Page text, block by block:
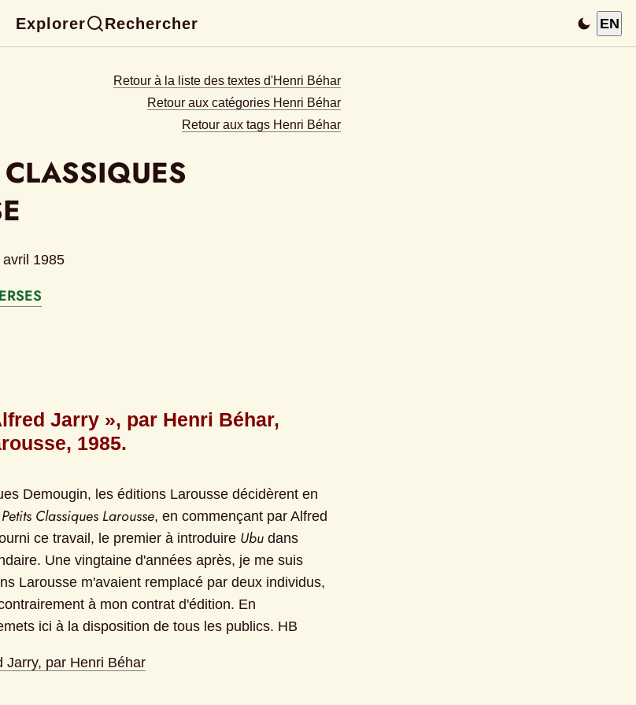
Explorer Rechercher EN
Retour à la liste des textes d'Henri Béhar
Retour aux catégories Henri Béhar
Retour aux tags Henri Béhar
avril 1985
Jarry », par Henri Béhar,
1985.
Demougin, les éditions Larousse décidèrent en
Petits Classiques Larousse, en commençant par Alfred
ce travail, le premier à introduire Ubu dans
Une vingtaine d'années après, je me suis
Larousse m'avaient remplacé par deux individus,
à mon contrat d'édition. En
ici à la disposition de tous les publics. HB
Jarry, par Henri Béhar